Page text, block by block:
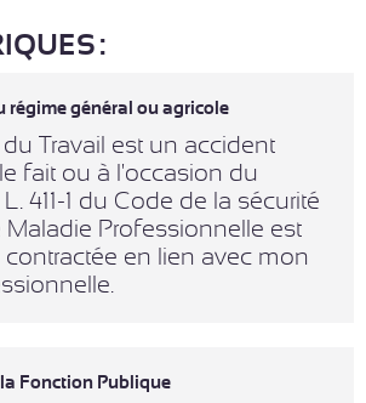
:
régime général ou agricole
Travail est un accident
fait ou à l'occasion du
411-1 du Code de la sécurité
Maladie Professionnelle est
en lien avec mon
Fonction Publique